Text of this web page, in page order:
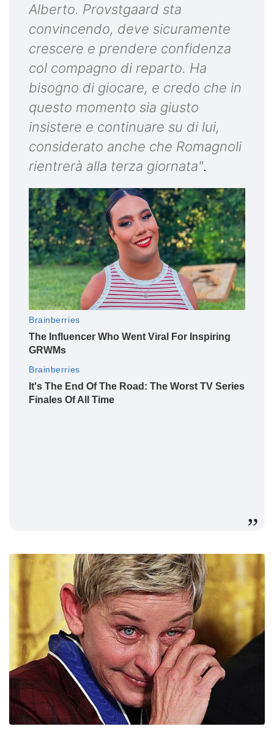
Alberto. Provstgaard sta
convincendo, deve sicuramente
crescere e prendere confidenza
col compagno di reparto. Ha
bisogno di giocare, e credo che in
questo momento sia giusto
insistere e continuare su di lui,
considerato anche che Romagnoli
rientrerà alla terza giornata".